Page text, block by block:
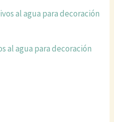
al agua para decoración